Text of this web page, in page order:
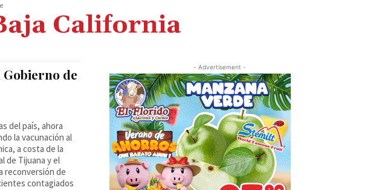
California
de
del país, ahora
la vacunación al
a costa de la
de Tijuana y el
reconversión de
contagiados
- Advertisement -